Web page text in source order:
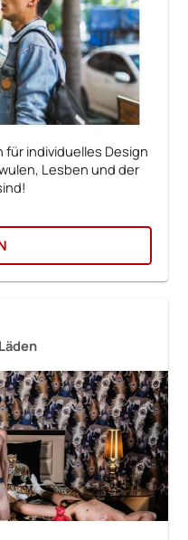
für individuelles Design
Lesben und der